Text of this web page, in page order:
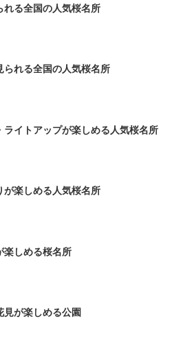
れる全国の人気桜名所
られる全国の人気桜名所
ライトアップが楽しめる人気桜名所
が楽しめる人気桜名所
楽しめる桜名所
見が楽しめる公園